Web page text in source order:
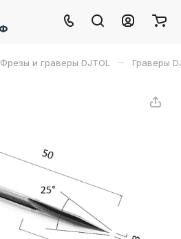
Фрезы и граверы DJTOL – Граверы